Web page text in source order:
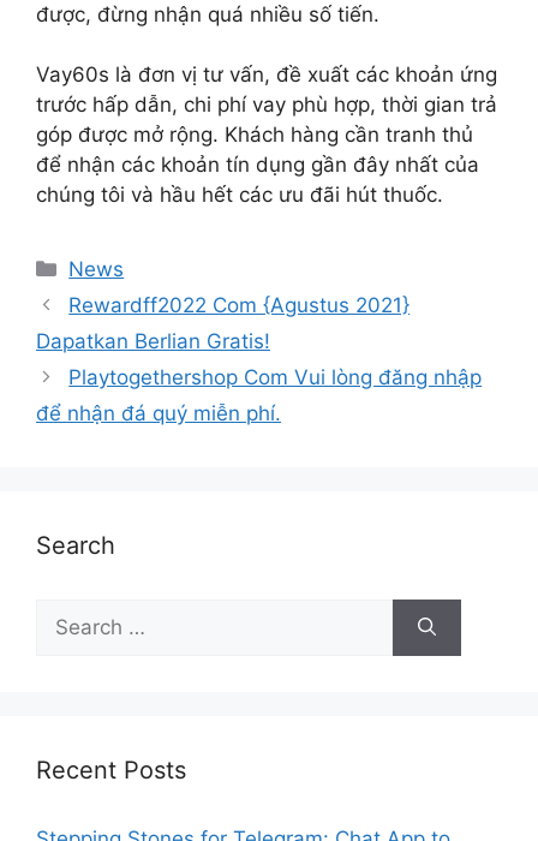
được, đừng nhận quá nhiều số tiến.
Vay60s là đơn vị tư vấn, đề xuất các khoản ứng
trước hấp dẫn, chi phí vay phù hợp, thời gian trả
góp được mở rộng. Khách hàng cần tranh thủ
để nhận các khoản tín dụng gần đây nhất của
chúng tôi và hầu hết các ưu đãi hút thuốc.
News
Rewardff2022 Com {Agustus 2021}
Dapatkan Berlian Gratis!
Playtogethershop Com Vui lòng đăng nhập
để nhận đá quý miễn phí.
Search
Recent Posts